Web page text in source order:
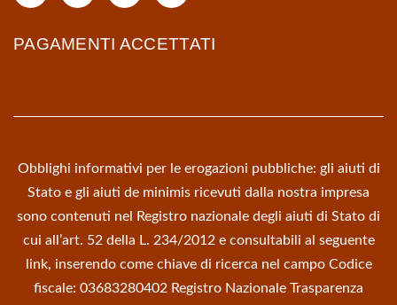
PAGAMENTI ACCETTATI
Obblighi informativi per le erogazioni pubbliche: gli aiuti di
Stato e gli aiuti de minimis ricevuti dalla nostra impresa
sono contenuti nel Registro nazionale degli aiuti di Stato di
cui all’art. 52 della L. 234/2012 e consultabili al seguente
link, inserendo come chiave di ricerca nel campo Codice
fiscale: 03683280402 Registro Nazionale Trasparenza